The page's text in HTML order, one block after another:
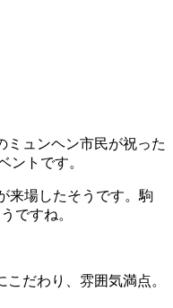
ミュンヘン市民が祝った
ントです。
来場したそうです。駒
ですね。
だわり、雰囲気満点。